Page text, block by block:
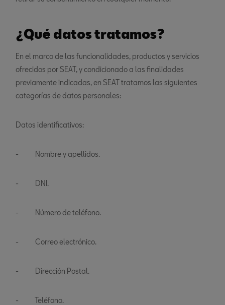
¿Qué datos tratamos?
En el marco de las funcionalidades, productos y servicios
ofrecidos por SEAT, y condicionado a las finalidades
previamente indicadas, en SEAT tratamos las siguientes
categorías de datos personales:
Datos identificativos:
- Nombre y apellidos.
- DNI.
- Número de teléfono.
- Correo electrónico.
- Dirección Postal.
- Teléfono.